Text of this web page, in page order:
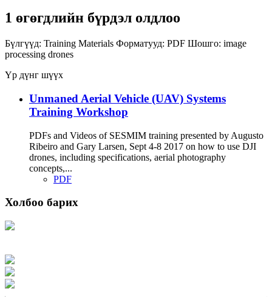
1 өгөгдлийн бүрдэл олдлоо
Бүлгүүд: Training Materials Форматууд: PDF Шошго: image
processing drones
Үр дүнг шүүх
Unmaned Aerial Vehicle (UAV) Systems
Training Workshop
PDFs and Videos of SESMIM training presented by Augusto
Ribeiro and Gary Larsen, Sept 4-8 2017 on how to use DJI
drones, including specifications, aerial photography
concepts,...
PDF
Холбоо барих